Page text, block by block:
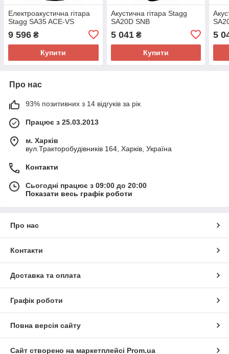
Електроакустична гітара
Stagg SA35 ACE-VS
9 596 ₴
Купити
Акустична гітара Stagg
SA20D SNB
5 041₴
Купити
5
Про нас
93% позитивних з 14 відгуків за рік
Працює з 25.03.2013
м. Харків
вул.Тракторобудівників 164, Харків, Україна
Контакти
Сьогодні працює з 09:00 до 20:00
Показати весь графік роботи
Про нас
Контакти
Доставка та оплата
Графік роботи
Повна версія сайту
Сайт створено на маркетплейсі Prom.ua